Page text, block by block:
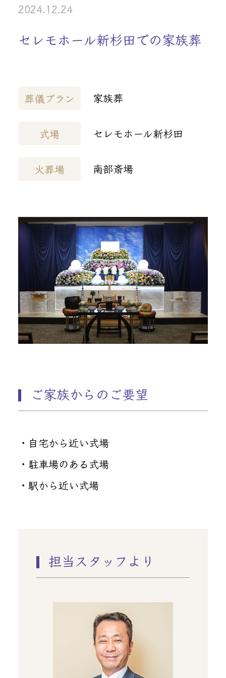
2024.12.24
セレモホール新杉田での家族葬
葬儀プラン 家族葬
式場 セレモホール新杉田
火葬場 南部斎場
ご家族からのご要望
・自宅から近い式場
・駐車場のある式場
・駅から近い式場
担当スタッフより